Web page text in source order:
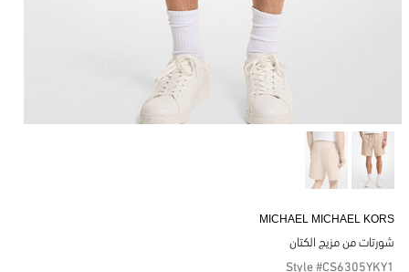
MICHAEL MICHAEL KORS
شورتات من مزيج الكتان
Style #CS6305YKY1